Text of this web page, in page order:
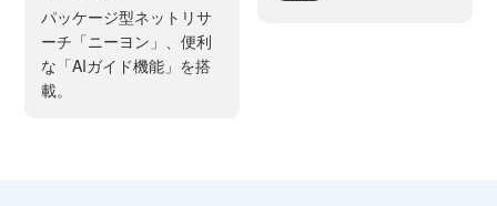
パッケージ型ネットリサ
ーチ「ニーヨン」、便利
な「AIガイド機能」を搭
載。